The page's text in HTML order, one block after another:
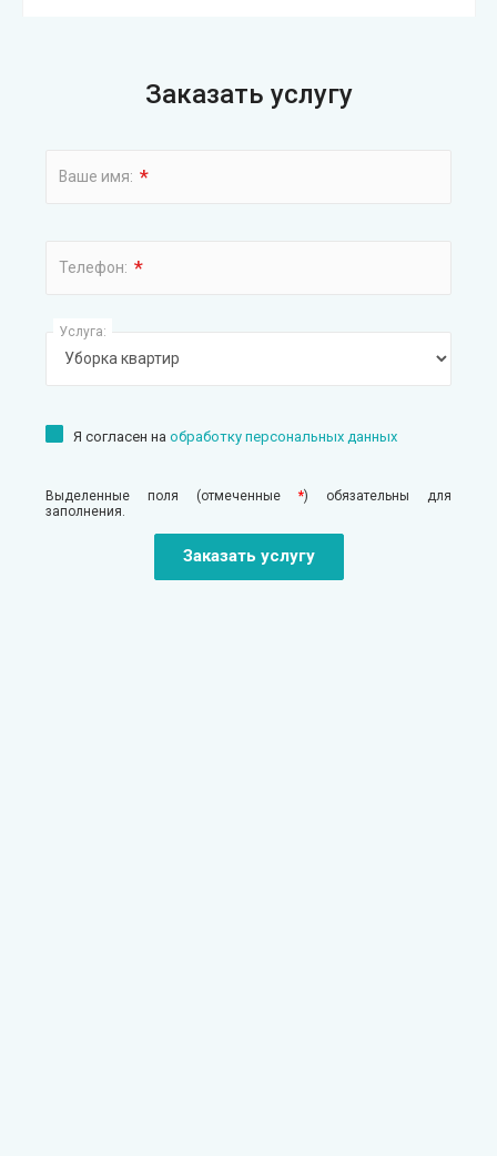
Заказать услугу
Ваше имя: *
Телефон: *
Услуга:
Я согласен на обработку персональных данных
Выделенные поля (отмеченные *) обязательны для
заполнения.